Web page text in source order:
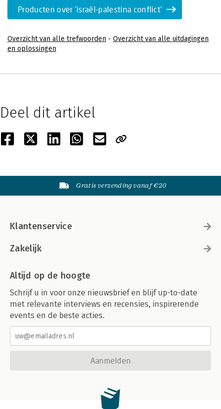
Producten over 'israël-palestina conflict'
Overzicht van alle trefwoorden - Overzicht van alle uitdagingen
en oplossingen
Deel dit artikel
Gratis verzending vanaf €20
Klantenservice
Zakelijk
Altijd op de hoogte
Schrijf u in voor onze nieuwsbrief en blijf up-to-date
met relevante interviews en recensies, inspirerende
events en de beste acties.
Aanmelden